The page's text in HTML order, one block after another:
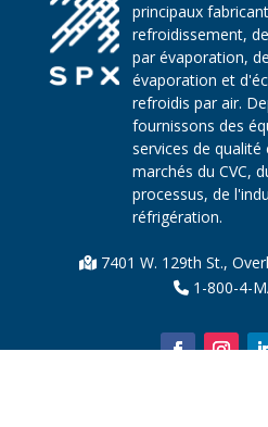
principaux
refroidissement,
par évaporation,
évaporation et
refroidis par air.
fournissons des
services de
marchés du CVC,
processus, de
réfrigération.
7401 W. 129th St.,
1-800-4-